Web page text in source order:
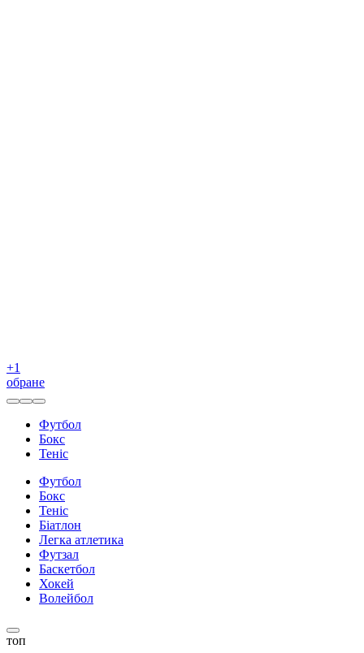
+1
обране
Футбол
Бокс
Теніс
Футбол
Бокс
Теніс
Біатлон
Легка атлетика
Футзал
Баскетбол
Хокей
Волейбол
топ